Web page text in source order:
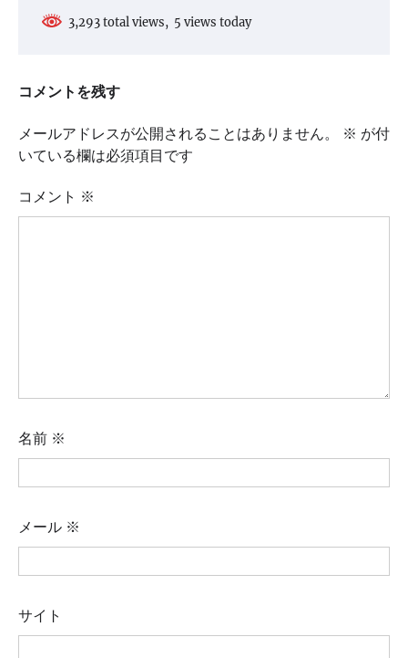
3,293 total views, 5 views today
コメントを残す
メールアドレスが公開されることはありません。 ※ が付
いている欄は必須項目です
コメント ※
名前 ※
メール ※
サイト